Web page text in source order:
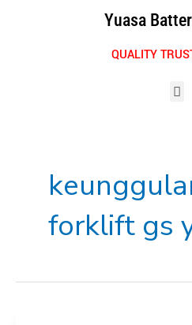
Yuasa
QUALITY
forklift gs